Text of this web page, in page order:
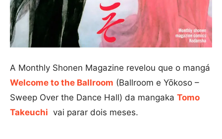
A Monthly Shonen Magazine revelou que o mangá
Welcome to the Ballroom (Ballroom e Yōkoso –
Sweep Over the Dance Hall) da mangaka Tomo
Takeuchi vai parar dois meses.